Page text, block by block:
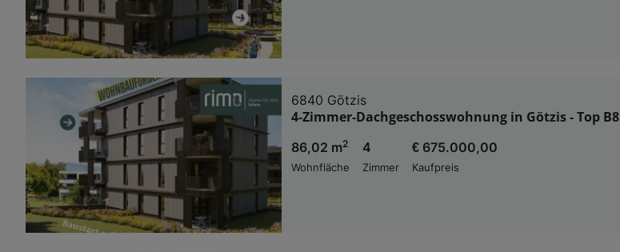
6840 Götzis
4-Zimmer-Dachgeschosswohnung in Götzis - Top B8
86,02 m2
Wohnfläche
4
Zimmer
€ 675.000,00
Kaufpreis